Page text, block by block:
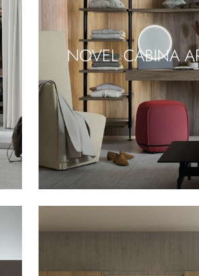
NOVEL CABINA